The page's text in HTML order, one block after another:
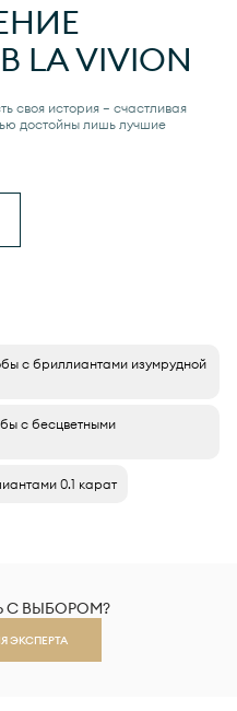
LA VIVION
своя история — счастливая
достойны лишь лучшие
с бриллиантами изумрудной
с бесцветными
0.1 карат
С ВЫБОРОМ?
ЭКСПЕРТА